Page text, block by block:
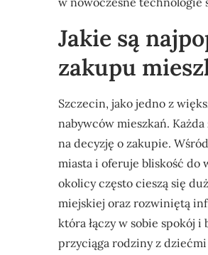
Jakie są
zakupu
Szczecin, jako jedno z
nabywców mieszkań.
na decyzję o zakupie.
miasta i oferuje bliskość do
okolicy często cieszą się
miejskiej oraz rozwiniętą
która łączy w sobie spokój
przyciąga rodziny z